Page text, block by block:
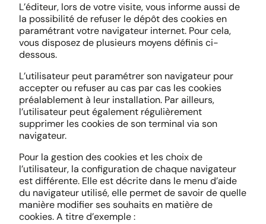
L’éditeur, lors de votre visite, vous informe aussi de
la possibilité de refuser le dépôt des cookies en
paramétrant votre navigateur internet. Pour cela,
vous disposez de plusieurs moyens définis ci-
dessous.
L’utilisateur peut paramétrer son navigateur pour
accepter ou refuser au cas par cas les cookies
préalablement à leur installation. Par ailleurs,
l’utilisateur peut également régulièrement
supprimer les cookies de son terminal via son
navigateur.
Pour la gestion des cookies et les choix de
l’utilisateur, la configuration de chaque navigateur
est différente. Elle est décrite dans le menu d’aide
du navigateur utilisé, elle permet de savoir de quelle
manière modifier ses souhaits en matière de
cookies. A titre d’exemple :